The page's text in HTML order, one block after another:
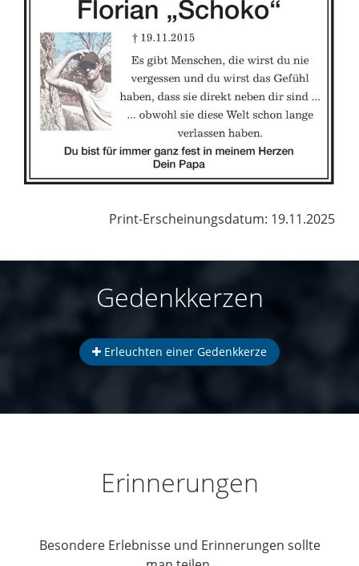
Print-Erscheinungsdatum: 19.11.2025
Gedenkkerzen
Erleuchten einer Gedenkkerze
Erinnerungen
Besondere Erlebnisse und Erinnerungen sollte